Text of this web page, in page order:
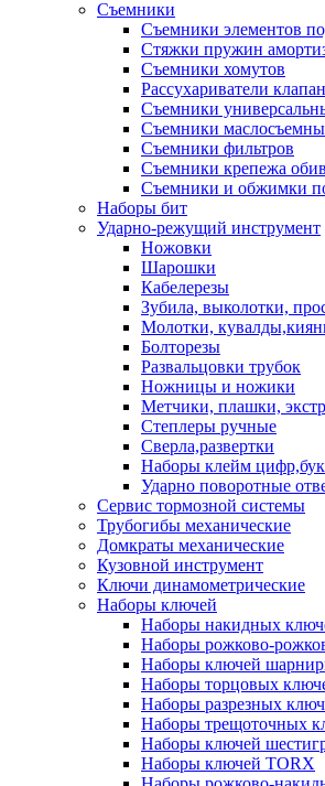
Съемники
Съемники элементов
Стяжки пружин
Съемники хомутов
Рассухариватели
Съемники
Съемники
Съемники фильтров
Съемники крепежа
Съемники и обжимки
Наборы бит
Ударно-режущий инструмент
Ножовки
Шарошки
Кабелерезы
Зубила, выколотки,
Молотки,
Болторезы
Развальцовки трубок
Ножницы и ножики
Метчики, плашки,
Степлеры ручные
Сверла,развертки
Наборы клейм
Ударно поворотные
Сервис тормозной системы
Трубогибы механические
Домкраты механические
Кузовной инструмент
Ключи динамометрические
Наборы ключей
Наборы накидных
Наборы рожково-
Наборы ключей
Наборы торцовых
Наборы разрезных
Наборы трещоточных
Наборы ключей
Наборы ключей TORX